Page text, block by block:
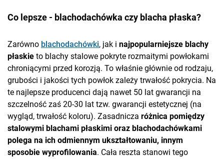
Co lepsze - blachodachówka czy blacha płaska?
Zarówno blachodachówki, jak i najpopularniejsze blachy
płaskie to blachy stalowe pokryte rozmaitymi powłokami
chroniącymi przed korozją. To właśnie głównie od rodzaju,
grubości i jakości tych powłok zależy trwałość pokrycia. Na
te najlepsze producenci dają nawet 50 lat gwarancji na
szczelność zaś 20-30 lat tzw. gwarancji estetycznej (na
wygląd, trwałość koloru). Zasadnicza różnica pomiędzy
stalowymi blachami płaskimi oraz blachodachówkami
polega na ich odmiennym ukształtowaniu, innym
sposobie wyprofilowania. Cała reszta stanowi tego